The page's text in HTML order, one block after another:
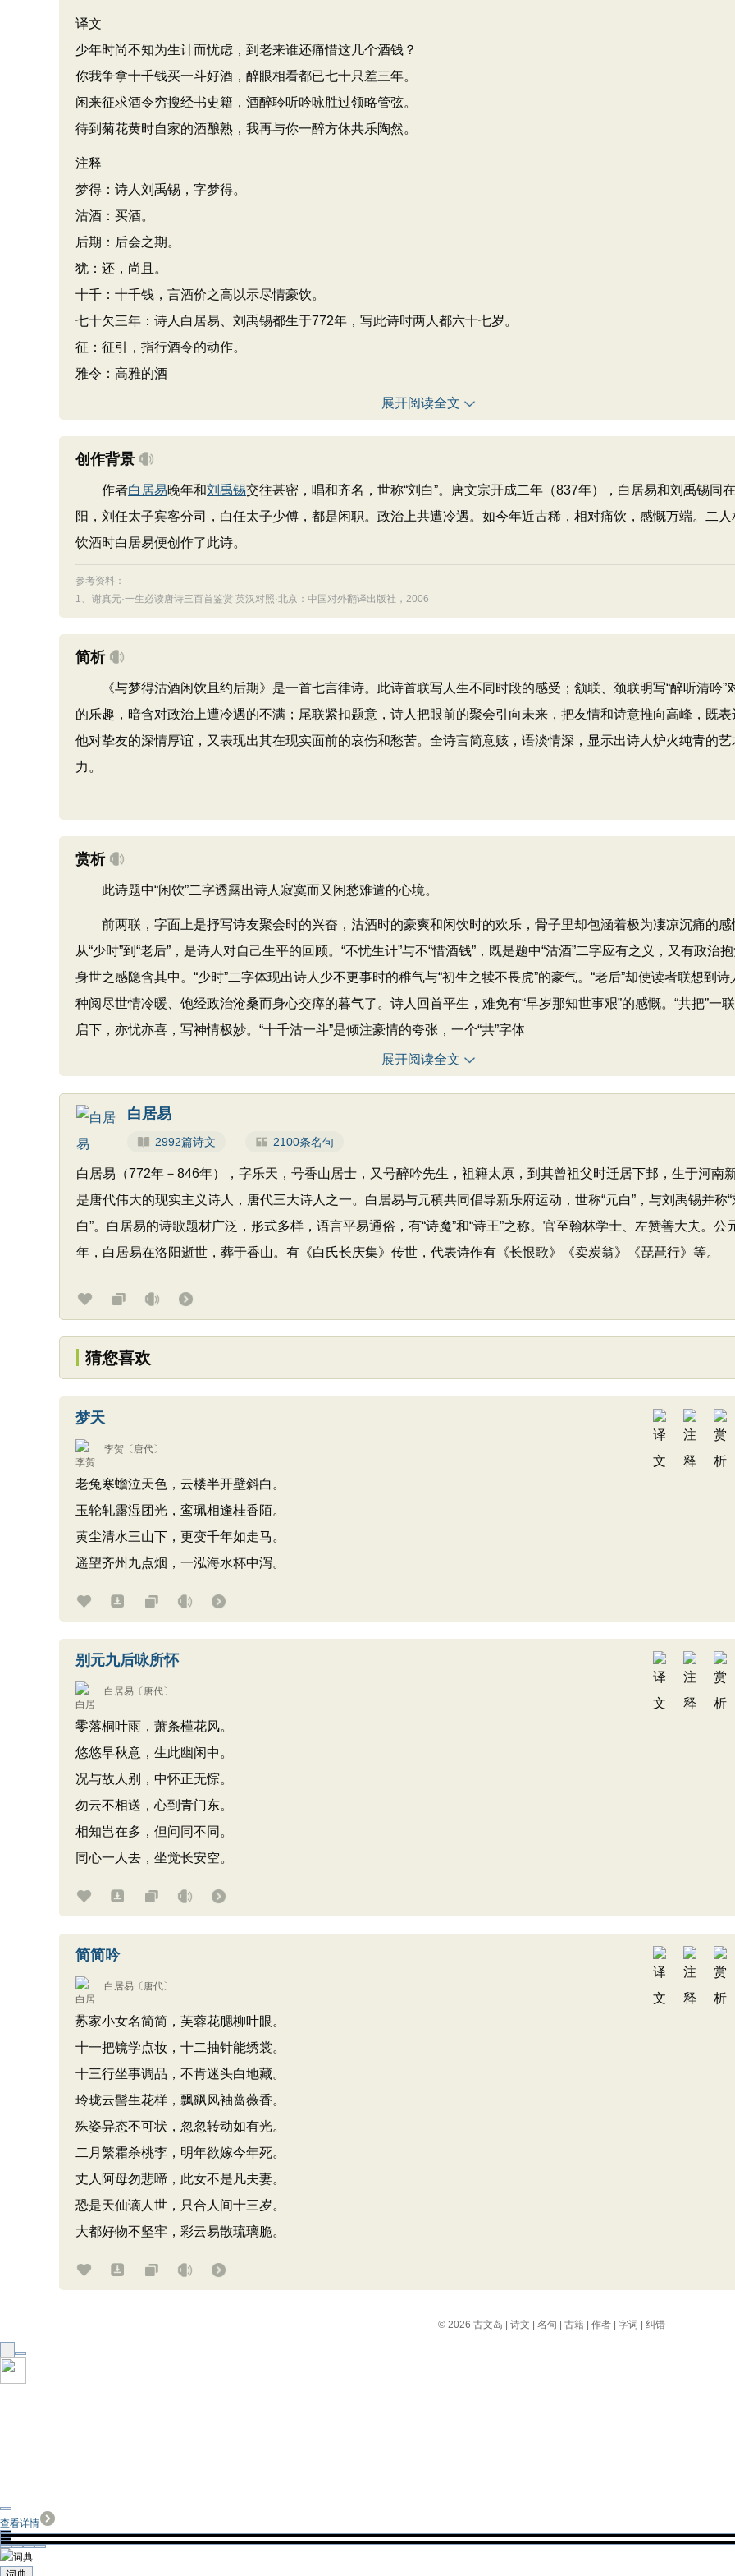
译文
少年时尚不知为生计而忧虑，到老来谁还痛惜这几个酒钱？
你我争拿十千钱买一斗好酒，醉眼相看都已七十只差三年。
闲来征求酒令穷搜经书史籍，酒醉聆听吟咏胜过领略管弦。
待到菊花黄时自家的酒酿熟，我再与你一醉方休共乐陶然。
注释
梦得：诗人刘禹锡，字梦得。
沽酒：买酒。
后期：后会之期。
犹：还，尚且。
十千：十千钱，言酒价之高以示尽情豪饮。
七十欠三年：诗人白居易、刘禹锡都生于772年，写此诗时两人都六十七岁。
征：征引，指行酒令的动作。
雅令：高雅的酒
展开阅读全文
创作背景
作者白居易晚年和刘禹锡交往甚密，唱和齐名，世称“刘白”。唐文宗开成二年（837年），白居易和刘禹锡同
阳，刘任太子宾客分司，白任太子少傅，都是闲职。政治上共遭冷遇。如今年近古稀，相对痛饮，感慨万端。二人
饮酒时白居易便创作了此诗。
参考资料：
1、 谢真元·一生必读唐诗三百首鉴赏 英汉对照·北京：中国对外翻译出版社，2006
简析
《与梦得沽酒闲饮且约后期》是一首七言律诗。此诗首联写人生不同时段的感受；颔联、颈联明写“醉听清吟”
的乐趣，暗含对政治上遭冷遇的不满；尾联紧扣题意，诗人把眼前的聚会引向未来，把友情和诗意推向高峰，既表
他对挚友的深情厚谊，又表现出其在现实面前的哀伤和愁苦。全诗言简意赅，语淡情深，显示出诗人炉火纯青的艺
力。
赏析
此诗题中“闲饮”二字透露出诗人寂寞而又闲愁难遣的心境。
前两联，字面上是抒写诗友聚会时的兴奋，沽酒时的豪爽和闲饮时的欢乐，骨子里却包涵着极为凄凉沉痛的感
从“少时”到“老后”，是诗人对自己生平的回顾。“不忧生计”与不“惜酒钱”，既是题中“沽酒”二字应有之义，又有政治
身世之感隐含其中。“少时”二字体现出诗人少不更事时的稚气与“初生之犊不畏虎”的豪气。“老后”却使读者联想到诗
种阅尽世情冷暖、饱经政治沧桑而身心交瘁的暮气了。诗人回首平生，难免有“早岁那知世事艰”的感慨。“共把”一
启下，亦忧亦喜，写神情极妙。“十千沽一斗”是倾注豪情的夸张，一个“共”字体
展开阅读全文
白居易
2992篇诗文 2100条名句
白居易（772年－846年），字乐天，号香山居士，又号醉吟先生，祖籍太原，到其曾祖父时迁居下邽，生于河南
是唐代伟大的现实主义诗人，唐代三大诗人之一。白居易与元稹共同倡导新乐府运动，世称“元白”，与刘禹锡并称“
白”。白居易的诗歌题材广泛，形式多样，语言平易通俗，有“诗魔”和“诗王”之称。官至翰林学士、左赞善大夫。公
年，白居易在洛阳逝世，葬于香山。有《白氏长庆集》传世，代表诗作有《长恨歌》《卖炭翁》《琵琶行》等。
猜您喜欢
梦天
李贺 〔唐代〕
老兔寒蟾泣天色，云楼半开壁斜白。
玉轮轧露湿团光，鸾珮相逢桂香陌。
黄尘清水三山下，更变千年如走马。
遥望齐州九点烟，一泓海水杯中泻。
别元九后咏所怀
白居易 〔唐代〕
零落桐叶雨，萧条槿花风。
悠悠早秋意，生此幽闲中。
况与故人别，中怀正无悰。
勿云不相送，心到青门东。
相知岂在多，但问同不同。
同心一人去，坐觉长安空。
简简吟
白居易 〔唐代〕
苏家小女名简简，芙蓉花腮柳叶眼。
十一把镜学点妆，十二抽针能绣裳。
十三行坐事调品，不肯迷头白地藏。
玲珑云髻生花样，飘飖风袖蔷薇香。
殊姿异态不可状，忽忽转动如有光。
二月繁霜杀桃李，明年欲嫁今年死。
丈人阿母勿悲啼，此女不是凡夫妻。
恐是天仙谪人世，只合人间十三岁。
大都好物不坚牢，彩云易散琉璃脆。
© 2026 古文岛 诗文 名句 古籍| 作者| 字词 纠错
查看详情